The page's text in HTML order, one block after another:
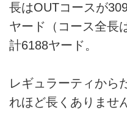
長はOUTコースが
ヤード（コース全長
計6188ヤード。
レギュラーティから
れほど長くありませ